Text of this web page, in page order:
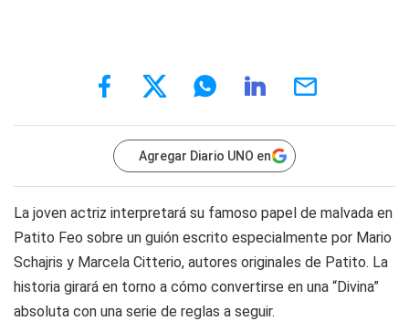
Agregar Diario UNO en
La joven actriz interpretará su famoso papel de malvada en
Patito Feo sobre un guión escrito especialmente por Mario
Schajris y Marcela Citterio, autores originales de Patito. La
historia girará en torno a cómo convertirse en una “Divina”
absoluta con una serie de reglas a seguir.